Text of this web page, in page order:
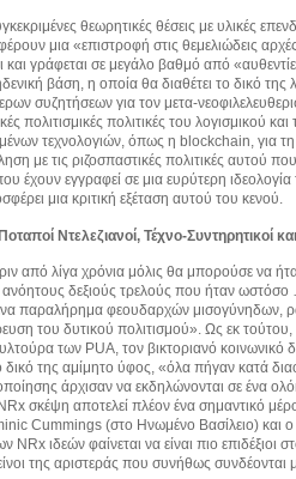
θεωρητικές θέσεις με υλικές
μια «επιστροφή στις θεμελιώδεις
γράφεται σε μεγάλο βαθμό από
βάση, η οποία θα διαθέτει το δικό
συζητήσεων για τον μετα-
πολιτισμικές πολιτικές του
τεχνολογιών, όπως η blockchain, για τη
με τις ριζοσπαστικές πολιτικές
έχουν εγγραφεί σε μια ευρύτερη
μια κριτική εξέταση αυτού του κενού.
Ντελεζιανοί, Τέχνο-Συντηρητικοί
από λίγα χρόνια μόλις θα μπορούσε να
δεξιούς τρελούς που ήταν
παραλήρημα φεουδαρχών μισογύνηδων,
του δυτικού πολιτισμού». Ως εκ
των PUA, τον βικτοριανό
της αμίμητο ύφος, «όλα πήγαν κατά
άρχισαν να εκδηλώνονται σε ένα
NRx σκέψη αποτελεί πλέον ένα σημαντικό
Cummings (στο Ηνωμένο Βασίλειο)
NRx ιδεών φαίνεται να είναι πιο
της αριστεράς που συνήθως συνδέονται